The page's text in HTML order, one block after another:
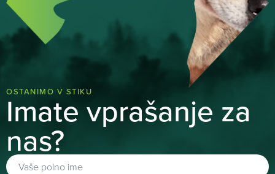
OSTANIMO V STIKU
Imate vprašanje za
nas?